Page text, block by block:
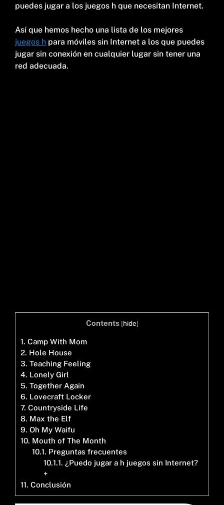
puedes jugar a los juegos h que necesitan Internet.
Así que hemos hecho una lista de los mejores
juegos h para móviles sin Internet a los que puedes
jugar sin conexión en cualquier lugar sin tener una
red adecuada.
Contents [hide]
1. Camp With Mom
2. Hole House
3. Teaching Feeling
4. Lonely Girl
5. Together Again
6. Lovecraft Locker
7. Countryside Life
8. Max the Elf
9. Oh My Waifu
10. Mouth of The Month
10.1. Preguntas frecuentes
10.1.1. ¿Puedo jugar a h juegos sin Internet?
+
11. Conclusión